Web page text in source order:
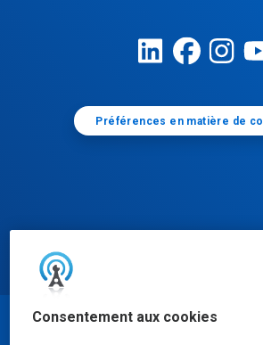
Consentement aux cookies
Préférences en matière de